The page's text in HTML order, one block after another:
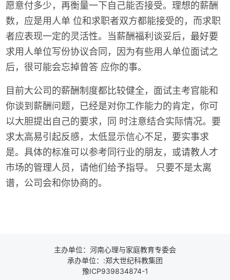
愿意付多少，再衡量一下自己能否接受。理想的薪酬
数，应是用人单 位和求职者双方都能接受的，而求职
者应表现一定的灵活性。当薪酬福利谈妥后，最好要
求用人单位写份协议合同，因为有些用人单位面试之
后，很可能会忘掉曾答 应你的事。
目前大公司的薪酬制度都比较健全，面试主考官能和
你谈到薪酬问题，已经是对你工作能力的肯定，你可
以大胆提出自己的要求，同 时注意结合实际情况。要
求太高易引起反感，太低显示信心不足，要实事求
是。具体的标准可以参考同行业的朋友，或请教人才
市场的管理人员，请他们给予指导。 只要不是太离
谱，公司会和你协商的。
主办单位：河南心理与家庭教育专委会
承办单位：:郑大世纪科教集团
豫ICP939834874-1